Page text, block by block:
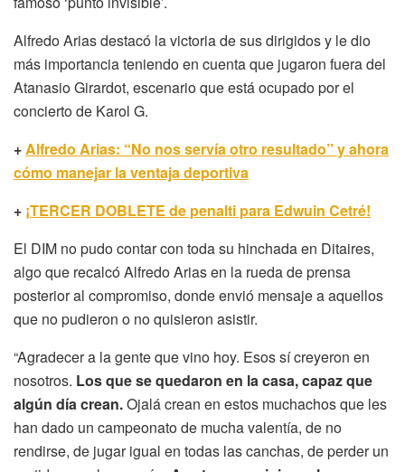
Alfredo Arias destacó la victoria de sus dirigidos y le dio
más importancia teniendo en cuenta que jugaron fuera del
Atanasio Girardot, escenario que está ocupado por el
concierto de Karol G.
+ Alfredo Arias: “No nos servía otro resultado” y ahora
cómo manejar la ventaja deportiva
+ ¡TERCER DOBLETE de penalti para Edwuin Cetré!
El DIM no pudo contar con toda su hinchada en Ditaires,
algo que recalcó Alfredo Arias en la rueda de prensa
posterior al compromiso, donde envió mensaje a aquellos
que no pudieron o no quisieron asistir.
“Agradecer a la gente que vino hoy. Esos sí creyeron en
nosotros. Los que se quedaron en la casa, capaz que
algún día crean.Ojalá crean en estos muchachos que les
han dado un campeonato de mucha valentía, de no
rendirse, de jugar igual en todas las canchas, de perder un